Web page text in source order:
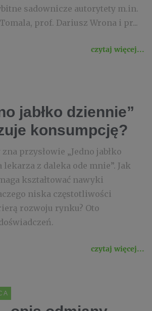
sadownicze autorytety m.in.
prof. Dariusz Wrona i pr...
czytaj więcej...
jabłko dziennie”
konsumpcję?
przysłowie „Jedno jabłko
z daleka ode mnie”. Jak
kształtować nawyki
niska częstotliwości
rozwoju rynku? Oto
czytaj więcej...